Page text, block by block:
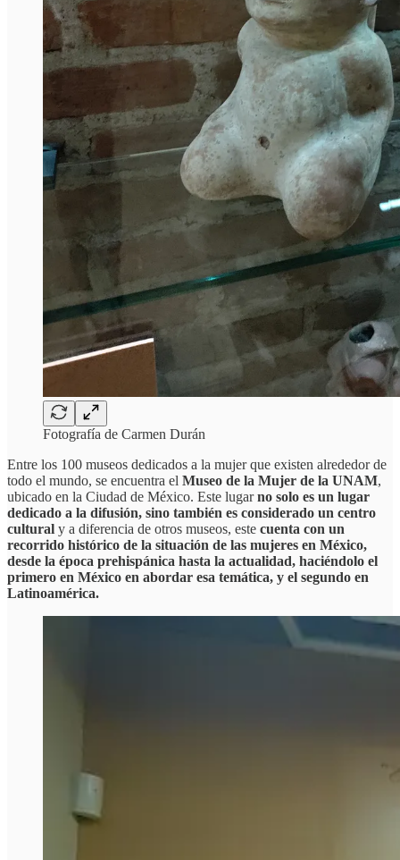
Fotografía de Carmen Durán
Entre los 100 museos dedicados a la mujer que existen alrededor de
todo el mundo, se encuentra el Museo de la Mujer de la UNAM,
ubicado en la Ciudad de México. Este lugarno solo es un lugar
dedicado a la difusión, sino también es considerado un centro
cultural y a diferencia de otros museos, este cuenta con un
recorrido histórico de la situación de las mujeres en México,
desde la época prehispánica hasta la actualidad, haciéndolo el
primero en México en abordar esa temática, y el segundo en
Latinoamérica.